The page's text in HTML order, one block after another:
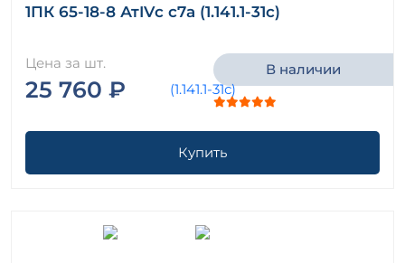
1ПК 65-18-8 АтIVс с7а (1.141.1-31с)
Цена за шт.
25 760 ₽
В наличии
Купить